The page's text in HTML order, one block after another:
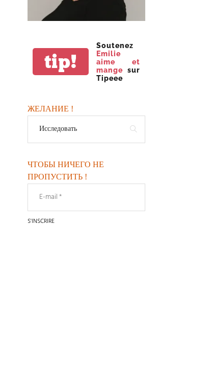
tip!
Soutenez
Emilie
aime et
mange sur
Tipeee
ЖЕЛАНИЕ !
ЧТОБЫ НИЧЕГО НЕ
ПРОПУСТИТЬ !